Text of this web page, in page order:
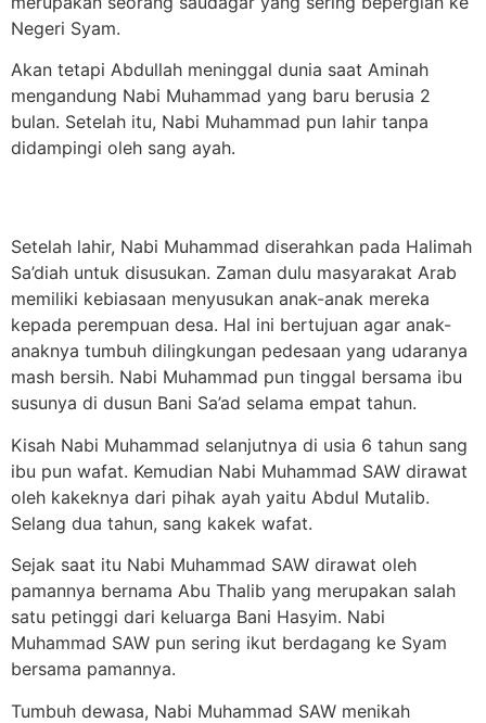
Negeri Syam.
Akan tetapi Abdullah meninggal dunia saat Aminah
mengandung Nabi Muhammad yang baru berusia 2
bulan. Setelah itu, Nabi Muhammad pun lahir tanpa
didampingi oleh sang ayah.
Setelah lahir, Nabi Muhammad diserahkan pada Halimah
Sa’diah untuk disusukan. Zaman dulu masyarakat Arab
memiliki kebiasaan menyusukan anak-anak mereka
kepada perempuan desa. Hal ini bertujuan agar anak-
anaknya tumbuh dilingkungan pedesaan yang udaranya
mash bersih. Nabi Muhammad pun tinggal bersama ibu
susunya di dusun Bani Sa’ad selama empat tahun.
Kisah Nabi Muhammad selanjutnya di usia 6 tahun sang
ibu pun wafat. Kemudian Nabi Muhammad SAW dirawat
oleh kakeknya dari pihak ayah yaitu Abdul Mutalib.
Selang dua tahun, sang kakek wafat.
Sejak saat itu Nabi Muhammad SAW dirawat oleh
pamannya bernama Abu Thalib yang merupakan salah
satu petinggi dari keluarga Bani Hasyim. Nabi
Muhammad SAW pun sering ikut berdagang ke Syam
bersama pamannya.
Tumbuh dewasa, Nabi Muhammad SAW menikah